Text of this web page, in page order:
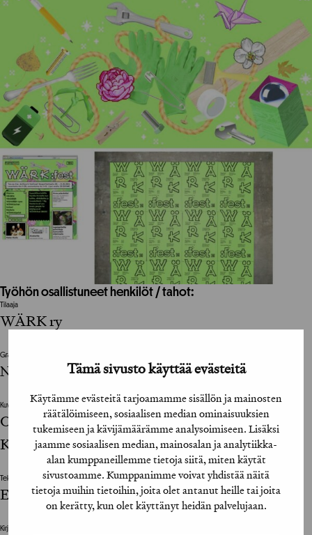
Tämä sivusto käyttää evästeitä
Käytämme evästeitä tarjoamamme sisällön ja mainosten
räätälöimiseen, sosiaalisen median ominaisuuksien
tukemiseen ja kävijämäärämme analysoimiseen. Lisäksi
jaamme sosiaalisen median, mainosalan ja analytiikka-
alan kumppaneillemme tietoja siitä, miten käytät
sivustoamme. Kumppanimme voivat yhdistää näitä
tietoja muihin tietoihin, joita olet antanut heille tai joita
on kerätty, kun olet käyttänyt heidän palvelujaan.
Työhön osallistuneet henkilöt / tahot:
Tilaaja
WÄRK ry
Graafinen suunnittelija / Graphic Designer
Niklas Ekholm, Katri Tikkanen
Kuvittaja / Illustrator
Olli Hannonen, Pauliina Holma, Milena Huhta,
Katri Tikkanen
Tekninen suunnittelu / Technical Designer
Eero Pitkänen
Kirjainmuotoilija / Type Designer